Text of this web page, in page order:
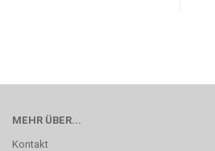
MEHR ÜBER...
Kontakt